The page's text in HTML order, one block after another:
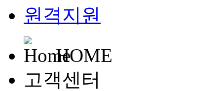
원격지원
HOME
고객센터